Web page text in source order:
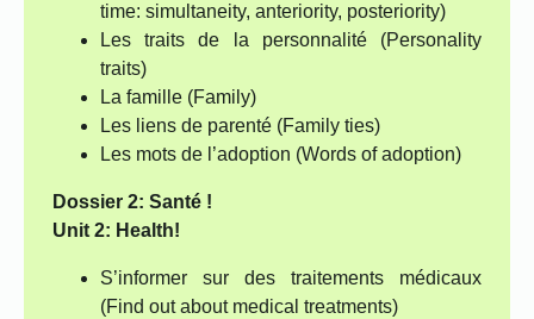
time: simultaneity, anteriority, posteriority)
Les traits de la personnalité (Personality
traits)
La famille (Family)
Les liens de parenté (Family ties)
Les mots de l’adoption (Words of adoption)
Dossier 2: Santé !
Unit 2: Health!
S’informer sur des traitements médicaux
(Find out about medical treatments)